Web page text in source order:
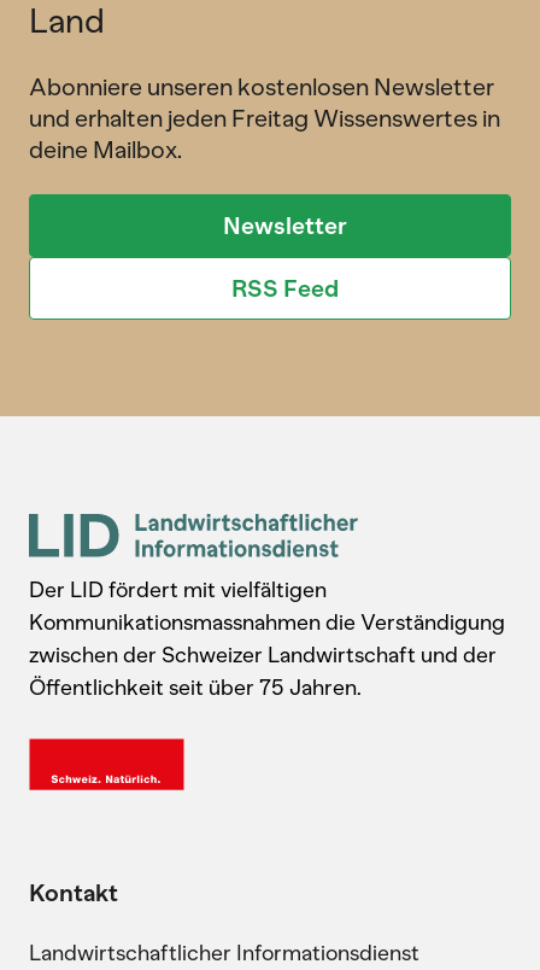
Land
Abonniere unseren kostenlosen Newsletter
und erhalten jeden Freitag Wissenswertes in
deine Mailbox.
Newsletter
RSS Feed
Der LID fördert mit vielfältigen
Kommunikationsmassnahmen die Verständigung
zwischen der Schweizer Landwirtschaft und der
Öffentlichkeit seit über 75 Jahren.
Kontakt
Landwirtschaftlicher Informationsdienst